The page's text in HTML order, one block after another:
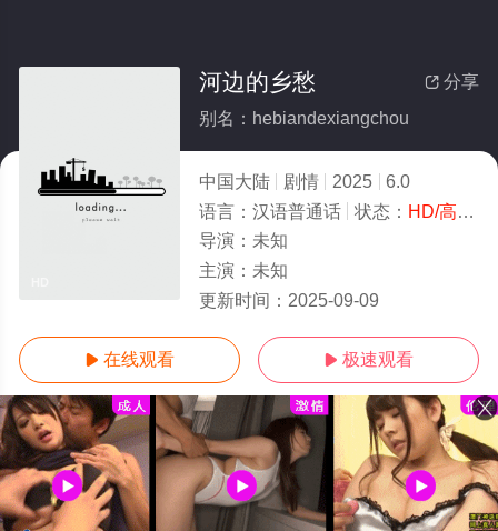
 分享
河边的乡愁
别名：hebiandexiangchou
中国大陆 剧情 2025
6.0
语言： 汉语普通话 状态： HD/高清
导演： 未知
主演： 未知
更新时间： 2025-09-09
 在线观看  极速观看